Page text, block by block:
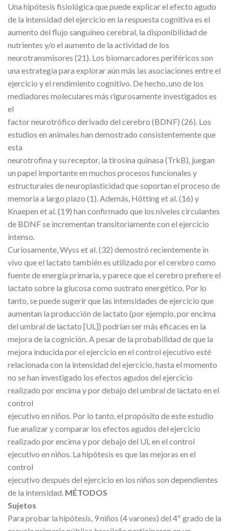
Una hipótesis fisiológica que puede explicar el efecto agudo
de la intensidad del ejercicio en la respuesta cognitiva es el
aumento del flujo sanguíneo cerebral, la disponibilidad de
nutrientes y/o el aumento de la actividad de los
neurotransmisores (21). Los biomarcadores periféricos son
una estrategia para explorar aún más las asociaciones entre el
ejercicio y el rendimiento cognitivo. De hecho, uno de los
mediadores moleculares más rigurosamente investigados es
el
factor neurotrófico derivado del cerebro (BDNF) (26). Los
estudios en animales han demostrado consistentemente que
esta
neurotrofina y su receptor, la tirosina quinasa (TrkB), juegan
un papel importante en muchos procesos funcionales y
estructurales de neuroplasticidad que soportan el proceso de
memoria a largo plazo (1). Además, Hötting et al. (16) y
Knaepen et al. (19) han confirmado que los niveles circulantes
de BDNF se incrementan transitoriamente con el ejercicio
intenso.
Curiosamente, Wyss et al. (32) demostró recientemente in
vivo que el lactato también es utilizado por el cerebro como
fuente de energía primaria, y parece que el cerebro prefiere el
lactato sobre la glucosa como sustrato energético. Por lo
tanto, se puede sugerir que las intensidades de ejercicio que
aumentan la producción de lactato (por ejemplo, por encima
del umbral de lactato [UL]) podrían ser más eficaces en la
mejora de la cognición. A pesar de la probabilidad de que la
mejora inducida por el ejercicio en el control ejecutivo esté
relacionada con la intensidad del ejercicio, hasta el momento
no se han investigado los efectos agudos del ejercicio
realizado por encima y por debajo del umbral de lactato en el
control
ejecutivo en niños. Por lo tanto, el propósito de este estudio
fue analizar y comparar los efectos agudos del ejercicio
realizado por encima y por debajo del UL en el control
ejecutivo en niños. La hipótesis es que las mejoras en el
control
ejecutivo después del ejercicio en los niños son dependientes
de la intensidad. MÉTODOS
Sujetos
Para probar la hipótesis, 9 niños (4 varones) del 4º grado de la